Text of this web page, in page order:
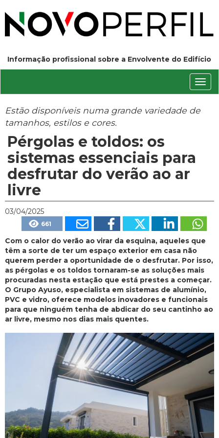
Informação profissional sobre a Envolvente do Edifício
Estão disponíveis numa grande variedade de
tamanhos, estilos e cores.
Pérgolas e toldos: os
sistemas essenciais para
desfrutar do verão ao ar
livre
03/04/2025
661
Com o calor do verão ao virar da esquina, aqueles que
têm a sorte de ter um espaço exterior em casa não
querem perder a oportunidade de o desfrutar. Por isso,
as pérgolas e os toldos tornaram-se as soluções mais
procuradas nesta estação que está prestes a começar.
O Grupo Ayuso, especialista em sistemas de alumínio,
PVC e vidro, oferece modelos inovadores e funcionais
para que ninguém tenha de abdicar do seu cantinho ao
ar livre, mesmo nos dias mais quentes.